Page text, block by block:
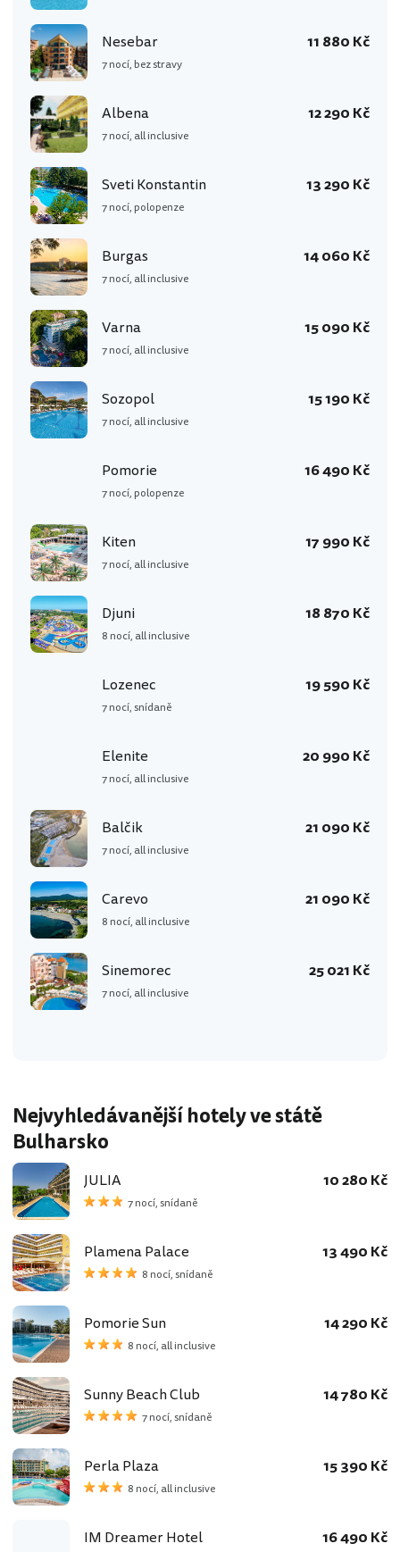
Nesebar
7 nocí, bez stravy
11 880 Kč
Albena
7 nocí, all inclusive
12 290 Kč
Sveti Konstantin
7 nocí, polopenze
13 290 Kč
Burgas
7 nocí, all inclusive
14 060 Kč
Varna
7 nocí, all inclusive
15 090 Kč
Sozopol
7 nocí, all inclusive
15 190 Kč
Pomorie
7 nocí, polopenze
16 490 Kč
Kiten
7 nocí, all inclusive
17 990 Kč
Djuni
8 nocí, all inclusive
18 870 Kč
Lozenec
7 nocí, snídaně
19 590 Kč
Elenite
7 nocí, all inclusive
20 990 Kč
Balčik
7 nocí, all inclusive
21 090 Kč
Carevo
8 nocí, all inclusive
21 090 Kč
Sinemorec
7 nocí, all inclusive
25 021 Kč
Nejvyhledávanější hotely ve státě
Bulharsko
JULIA
7 nocí, snídaně
10 280 Kč
Plamena Palace
8 nocí, snídaně
13 490 Kč
Pomorie Sun
8 nocí, all inclusive
14 290 Kč
Sunny Beach Club
7 nocí, snídaně
14 780 Kč
Perla Plaza
8 nocí, all inclusive
15 390 Kč
IM Dreamer Hotel 16 490 Kč